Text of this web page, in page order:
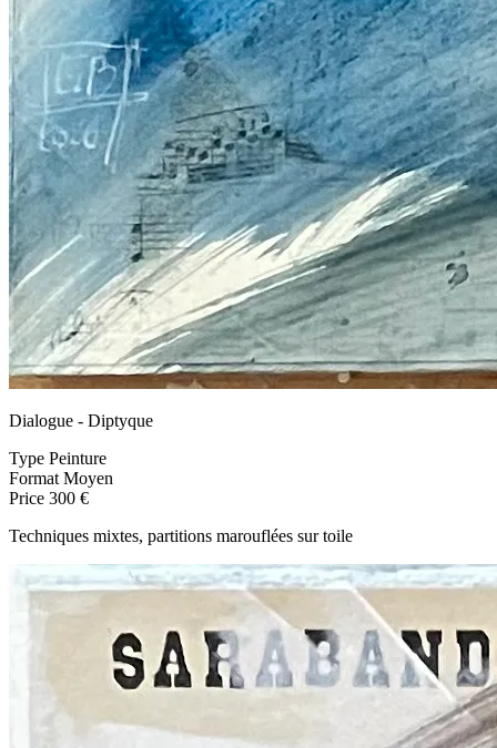
Dialogue - Diptyque
Type Peinture
Format Moyen
Price 300 €
Techniques mixtes, partitions marouflées sur toile